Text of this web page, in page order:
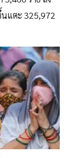
แตะ 325,972